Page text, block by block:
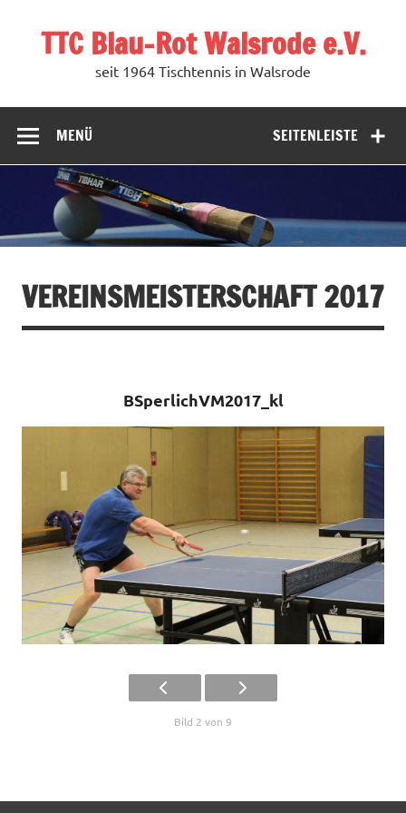
springenTTC Blau-Rot Walsrode e.V.
seit 1964 Tischtennis in Walsrode
SEITENLEISTE
MENÜ
VEREINSMEISTERSCHAFT 2017
BSperlichVM2017_kl
Bild 2 von 9